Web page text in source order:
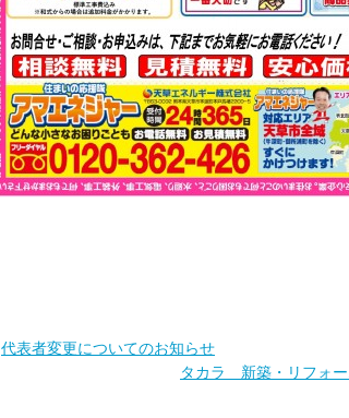
代表者変更についてのお知らせ
タカラ 新築・リフォー